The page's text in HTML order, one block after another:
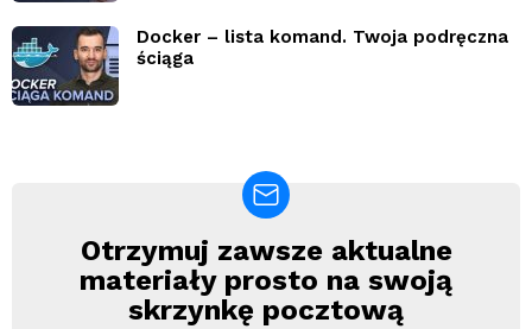
Docker – lista komand. Twoja podręczna
ściąga
Newsletter
Otrzymuj zawsze aktualne
materiały prosto na swoją
skrzynkę pocztową